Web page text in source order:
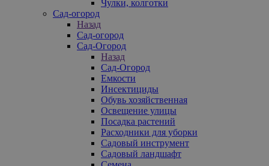
Чулки, колготки
Сад-огород
Назад
Сад-огород
Сад-Огород
Назад
Сад-Огород
Емкости
Инсектициды
Обувь хозяйственная
Освещение улицы
Посадка растений
Расходники для уборки
Садовый инструмент
Садовый ландшафт